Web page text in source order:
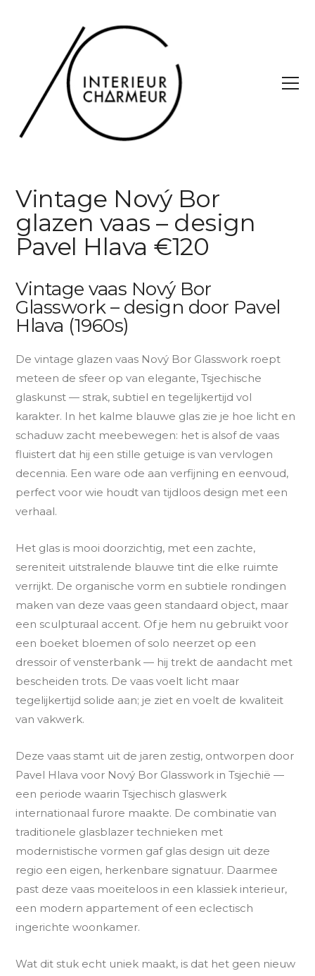
Vintage Nový Bor
glazen vaas – design
Pavel Hlava €120
Vintage vaas Nový Bor
Glasswork – design door Pavel
Hlava (1960s)
De vintage glazen vaas Nový Bor Glasswork roept
meteen de sfeer op van elegante, Tsjechische
glaskunst — strak, subtiel en tegelijkertijd vol
karakter. In het kalme blauwe glas zie je hoe licht en
schaduw zacht meebewegen: het is alsof de vaas
fluistert dat hij een stille getuige is van vervlogen
decennia. Een ware ode aan verfijning en eenvoud,
perfect voor wie houdt van tijdloos design met een
verhaal.
Het glas is mooi doorzichtig, met een zachte,
sereniteit uitstralende blauwe tint die elke ruimte
verrijkt. De organische vorm en subtiele rondingen
maken van deze vaas geen standaard object, maar
een sculpturaal accent. Of je hem nu gebruikt voor
een boeket bloemen of solo neerzet op een
dressoir of vensterbank — hij trekt de aandacht met
bescheiden trots. De vaas voelt licht maar
tegelijkertijd solide aan; je ziet en voelt de kwaliteit
van vakwerk.
Deze vaas stamt uit de jaren zestig, ontworpen door
Pavel Hlava voor Nový Bor Glasswork in Tsjechië —
een periode waarin Tsjechisch glaswerk
internationaal furore maakte. De combinatie van
traditionele glasblazer technieken met
modernistische vormen gaf glas design uit deze
regio een eigen, herkenbare signatuur. Daarmee
past deze vaas moeiteloos in een klassiek interieur,
een modern appartement of een eclectisch
ingerichte woonkamer.
Wat dit stuk echt uniek maakt, is dat het geen nieuw